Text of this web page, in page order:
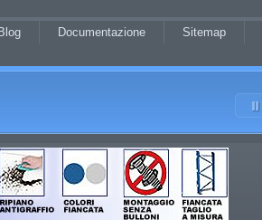
Blog Documentazione Sitemap